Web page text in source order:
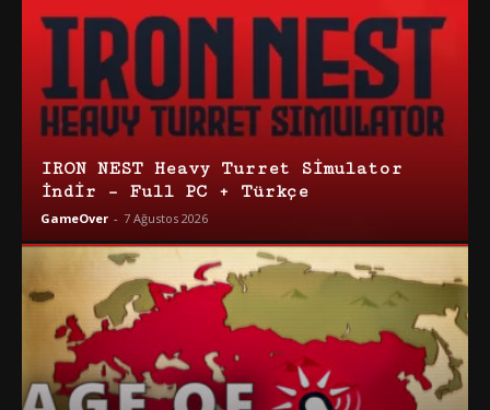
IRON NEST Heavy Turret Simulator
İndir – Full PC + Türkçe
GameOver - 7 Ağustos 2026